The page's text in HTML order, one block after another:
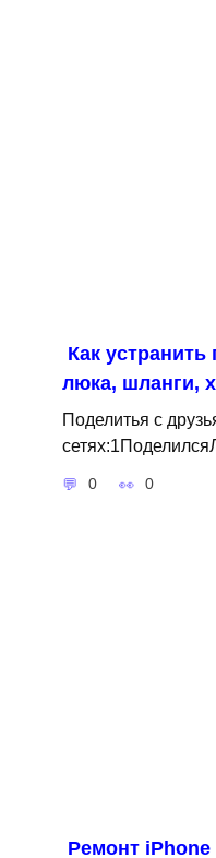
Как
люка, шланги,
Поделитья с
0 0
Ремонт